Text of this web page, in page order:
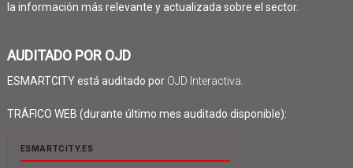
la información más relevante y actualizada sobre el sector.
AUDITADO POR OJD
ESMARTCITY está auditado por OJD Interactiva.
TRÁFICO WEB (durante último mes auditado disponible):